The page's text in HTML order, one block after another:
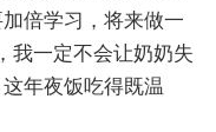
倍学习，将来做一
我一定不会让奶奶失
年夜饭吃得既温